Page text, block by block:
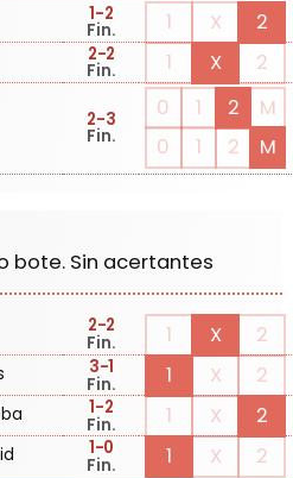
1-2
Fin. 1 X 2
2-2
Fin. 1 X 2
2-3
Fin.
0 1 2
M
0
1 2 M
bote. Sin acertantes
2-2
Fin. 1 X 2
3-1
Fin. 1 X 2
1-2
Fin. 1 X 2
1-0
Fin. 1 X 2